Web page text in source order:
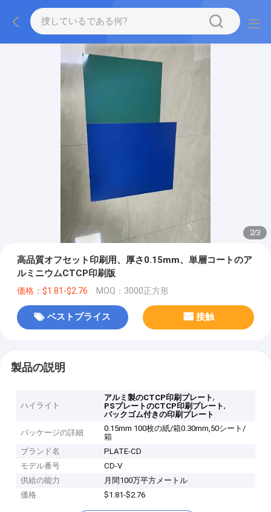
2/3
高品質オフセット印刷用、厚さ0.15mm、単層コートのア
ルミニウムCTCP印刷版
価格：$1.81-$2.76 MOQ：3000正方形
ベストプライス 接触
製品の説明
ハイライト
アルミ製のCTCP印刷プレート,
PSプレートのCTCP印刷プレート,
バックゴム付きの印刷プレート
パッケージの詳細
0.15mm 100枚の紙/箱0.30mm,50シート/
箱
ブランド名
PLATE-CD
モデル番号
CD-V
供給の能力
月間100万平方メートル
価格
$1.81-$2.76